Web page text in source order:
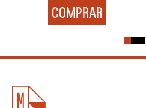
COMPRAR